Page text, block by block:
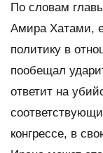
По словам
Амира Хатами,
политику в
пообещал
ответит на
конгрессе, в